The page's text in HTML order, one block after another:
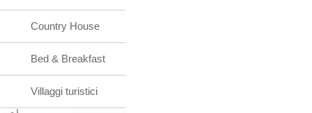
Country House
Bed & Breakfast
Villaggi turistici